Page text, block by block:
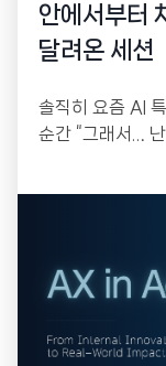
안에서부터
달려온 세션
솔직히 요즘 AI
순간 “그래서…
는 자리가 아니
들고 와서 그 자
했거든요.